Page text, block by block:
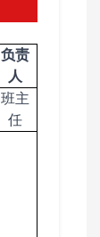
负责
人
班主
任